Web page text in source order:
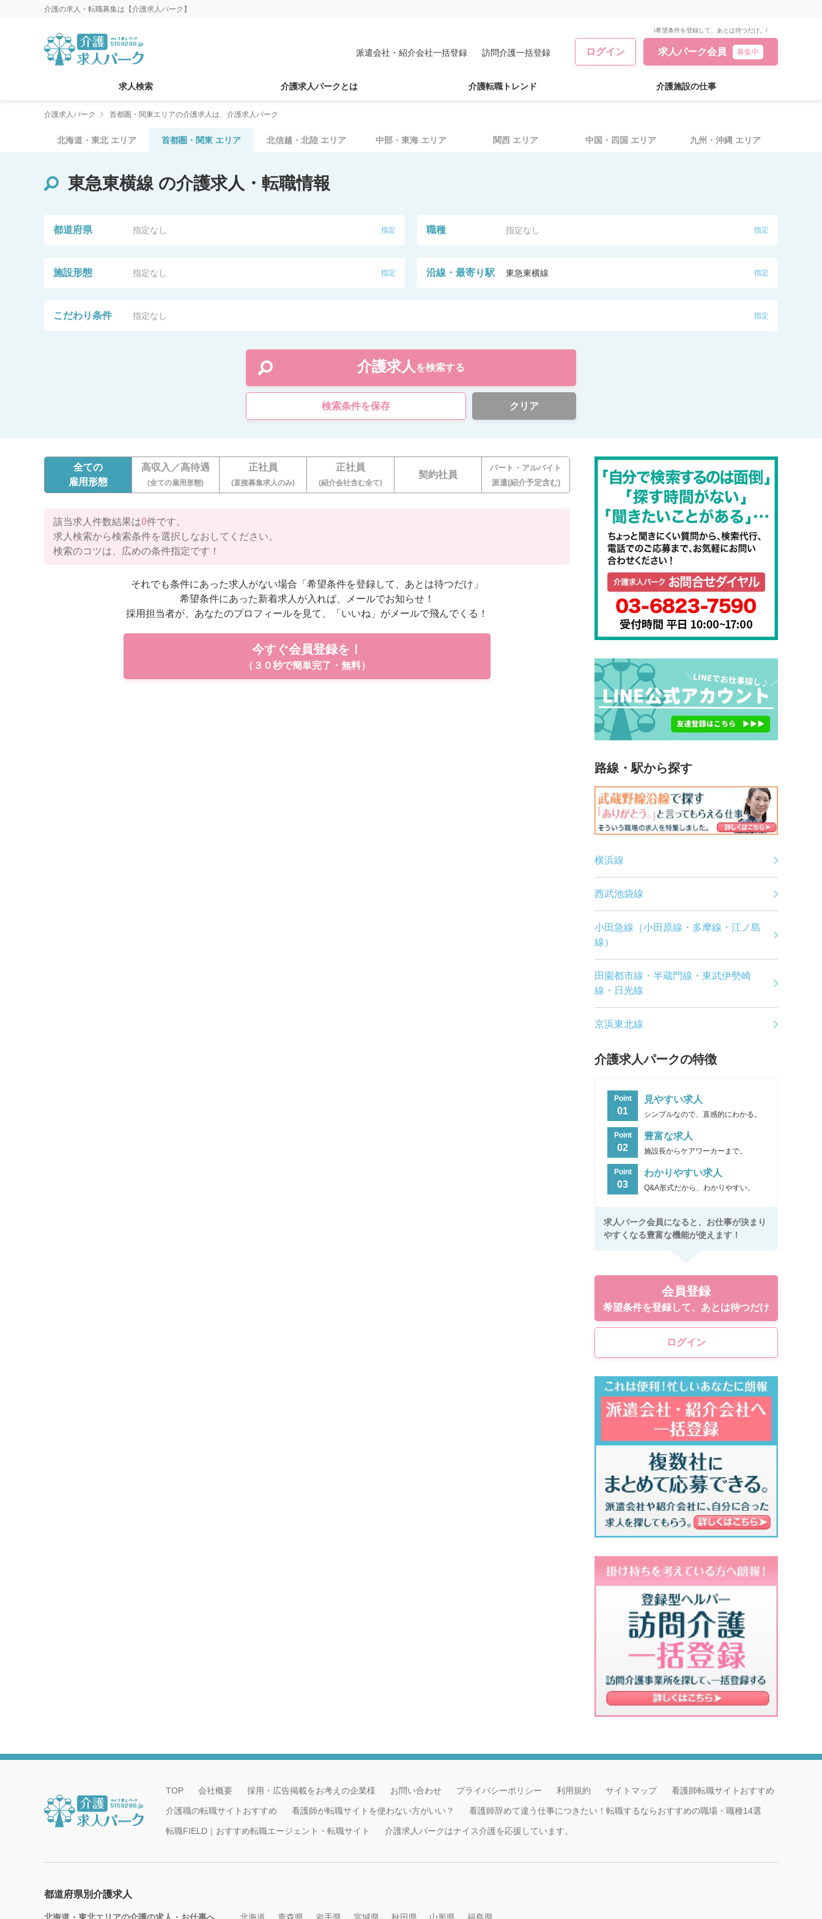
介護の求人・転職募集は【介護求人パーク】
派遣会社・紹介会社一括登録 訪問介護一括登録 ログイン
\希望条件を登録して、あとは待つだけ。/
求人パーク会員 募集中
求人検索 介護求人パークとは 介護転職トレンド 介護施設の仕事
介護求人パーク 首都圏・関東エリアの介護求人は、介護求人パーク
北海道・東北 エリア 首都圏・関東 エリア 北信越・北陸 エリア 中部・東海 エリア 関西 エリア 中国・四国 エリア 九州・沖縄 エリア
東急東横線 の介護求人・転職情報
都道府県 指定なし 指定 職種 指定なし 指定
施設形態 指定なし 指定 沿線・最寄り駅 東急東横線 指定
こだわり条件 指定なし 指定
介護求人 を検索する
検索条件を保存 クリア
全ての
雇用形態
高収入／高待遇
(全ての雇用形態)
正社員
(直接募集求人のみ)
正社員
(紹介会社含む全て)
契約社員
パート・アルバイト
派遣(紹介予定含む)
該当求人件数結果は0件です。
求人検索から検索条件を選択しなおしてください。
検索のコツは、広めの条件指定です！
それでも条件にあった求人がない場合「希望条件を登録して、あとは待つだけ」
希望条件にあった新着求人が入れば、メールでお知らせ！
採用担当者が、あなたのプロフィールを見て、「いいね」がメールで飛んでくる！
今すぐ会員登録を！
（３０秒で簡単完了・無料）
路線・駅から探す
横浜線
西武池袋線
小田急線（小田原線・多摩線・江ノ島
線）
田園都市線・半蔵門線・東武伊勢崎
線・日光線
京浜東北線
介護求人パークの特徴
Point
01
見やすい求人
シンプルなので、直感的にわかる。
Point
02
豊富な求人
施設長からケアワーカーまで。
Point
03
わかりやすい求人
Q&A形式だから、わかりやすい。
求人パーク会員になると、お仕事が決まり
やすくなる豊富な機能が使えます！
会員登録
希望条件を登録して、あとは待つだけ
ログイン
TOP 会社概要 採用・広告掲載をお考えの企業様 お問い合わせ プライバシーポリシー 利用規約 サイトマップ 看護師転職サイトおすすめ
介護職の転職サイトおすすめ 看護師が転職サイトを使わない方がいい？ 看護師辞めて違う仕事につきたい！転職するならおすすめの職場・職種14選
転職FIELD｜おすすめ転職エージェント・転職サイト 介護求人パークはナイス介護を応援しています。
都道府県別介護求人